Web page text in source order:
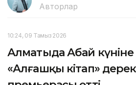
Авторлар
10:24, 09 Тамыз 2026
Алматыда Абай
«Алғашқы кітап»